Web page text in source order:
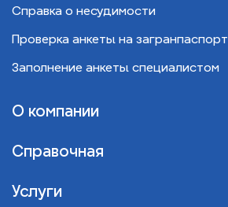
Справка о несудимости
Проверка анкеты на загранпаспорт
Заполнение анкеты специалистом
О компании
Справочная
Услуги